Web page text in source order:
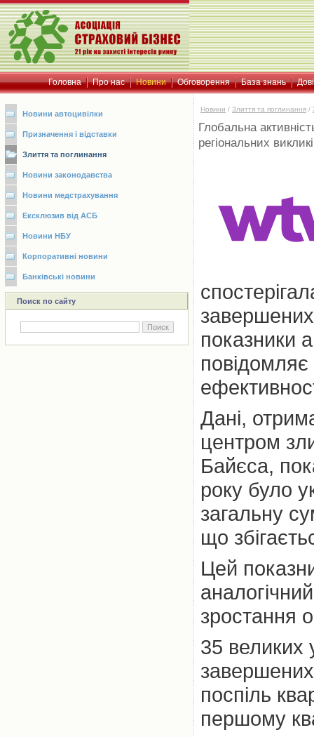
Головна Про нас Новини Обговорення База знань
Новини автоцивілки
Призначення і відставки
Злиття та поглинання
Новини законодавства
Новини медстрахування
Ексклюзив від АСБ
Новини НБУ
Корпоративні новини
Банківські новини
Поиск по сайту
Новини / Злиття та поглинання /
Глобальна
регіональних
показники
Дані,
центром
Байєса,
року було
загальну
що
Цей
зростання
35 великих
завершених
поспіль
першому